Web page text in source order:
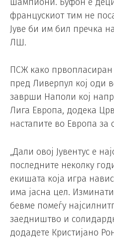
францускиот тим не
Јуве би им бил пречка
ЛШ.
ПСЖ како првопласиран
пред Ливерпул кој оди
заврши Наполи кој
Лига Европа, додека
настапите во Европа за
„Дали овој Јувентус е
последните неколку
екишата која игра
има јасна цел.
бевме помеѓу
заедништво и
додадете Кристијано